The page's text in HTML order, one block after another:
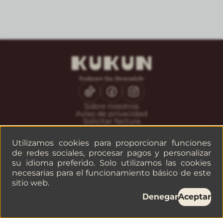
Sobre nosotros
Aviso de privacidad
Solicitar factura
Servicio al huésped
Reservaciones
Empresas o grupos
Utilizamos cookies para proporcionar funciones
de redes sociales, procesar pagos y personalizar
su idioma preferido. Solo utilizamos las cookies
necesarias para el funcionamiento básico de este
sitio web.
DenegarAceptar